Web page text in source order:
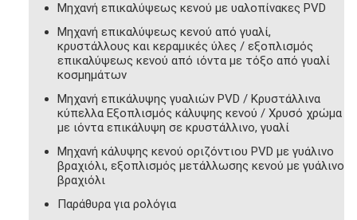
Μηχανή επικαλύψεως κενού με υαλοπίνακες PVD
Μηχανή επικαλύψεως κενού από γυαλί,
κρυστάλλους και κεραμικές ύλες / εξοπλισμός
επικαλύψεως κενού από ιόντα με τόξο από γυαλί
κοσμημάτων
Μηχανή επικάλυψης γυαλιών PVD / Κρυστάλλινα
κύπελλα Εξοπλισμός κάλυψης κενού / Χρυσό χρώμα
με ιόντα επικάλυψη σε κρυστάλλινο, γυαλί
Μηχανή κάλυψης κενού οριζόντιου PVD με γυάλινο
βραχιόλι, εξοπλισμός μετάλλωσης κενού με γυάλινο
βραχιόλι
Παράθυρα για ρολόγια